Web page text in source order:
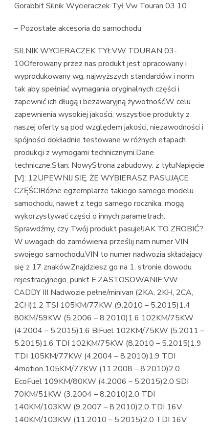
Gorabbit Silnik Wycieraczek Tył Vw Touran 03 10
– Pozostałe akcesoria do samochodu
SILNIK WYCIERACZEK TYŁVW TOURAN 03-
10Oferowany przez nas produkt jest opracowany i
wyprodukowany wg. najwyższych standardów i norm
tak aby spełniać wymagania oryginalnych części i
zapewnić ich długą i bezawaryjną żywotność.W celu
zapewnienia wysokiej jakości, wszystkie produkty z
naszej oferty są pod względem jakości, niezawodności i
spójności dokładnie testowane w różnych etapach
produkcji z wymogami technicznymi.Dane
techniczne:Stan: NowyStrona zabudowy: z tyłuNapięcie
[V]: 12UPEWNIJ SIĘ, ŻE WYBIERASZ PASUJĄCE
CZĘŚCIRóżne egzemplarze takiego samego modelu
samochodu, nawet z tego samego rocznika, mogą
wykorzystywać części o innych parametrach.
Sprawdźmy, czy Twój produkt pasuje!JAK TO ZROBIĆ?
W uwagach do zamówienia prześlij nam numer VIN
swojego samochodu.VIN to numer nadwozia składający
się z 17 znaków.Znajdziesz go na 1. stronie dowodu
rejestracyjnego, punkt E.ZASTOSOWANIE:VW
CADDY III Nadwozie pełne/minivan (2KA, 2KH, 2CA,
2CH)1.2 TSI 105KM/77KW (9.2010 – 5.2015)1.4
80KM/59KW (5.2006 – 8.2010)1.6 102KM/75KW
(4.2004 – 5.2015)1.6 BiFuel 102KM/75KW (5.2011 –
5.2015)1.6 TDI 102KM/75KW (8.2010 – 5.2015)1.9
TDI 105KM/77KW (4.2004 – 8.2010)1.9 TDI
4motion 105KM/77KW (11.2008 – 8.2010)2.0
EcoFuel 109KM/80KW (4.2006 – 5.2015)2.0 SDI
70KM/51KW (3.2004 – 8.2010)2.0 TDI
140KM/103KW (9.2007 – 8.2010)2.0 TDI 16V
140KM/103KW (11.2010 – 5.2015)2.0 TDI 16V